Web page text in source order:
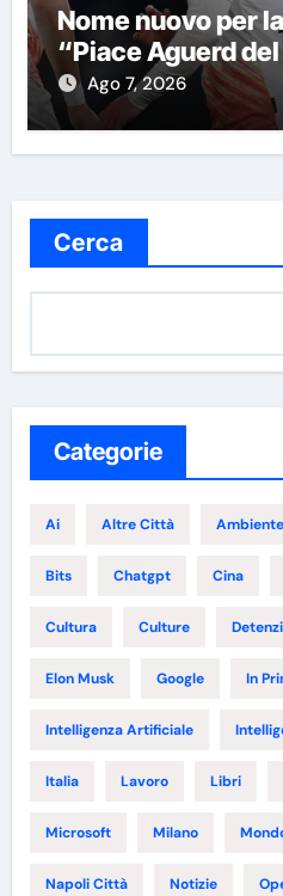
Nome nuovo per
“Piace Aguerd
Ago 7, 2026
Cerca
Categorie
Ai Altre Città Ambiente
Bits Chatgpt Cina
Cultura Culture
Elon Musk Google In
Intelligenza Artificiale
Italia Lavoro Libri
Microsoft Milano
Napoli Città Notizie